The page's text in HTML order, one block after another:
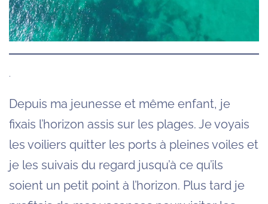
.
Depuis ma jeunesse et même enfant, je
fixais l’horizon assis sur les plages. Je voyais
les voiliers quitter les ports à pleines voiles et
je les suivais du regard jusqu’à ce qu’ils
soient un petit point à l’horizon. Plus tard je